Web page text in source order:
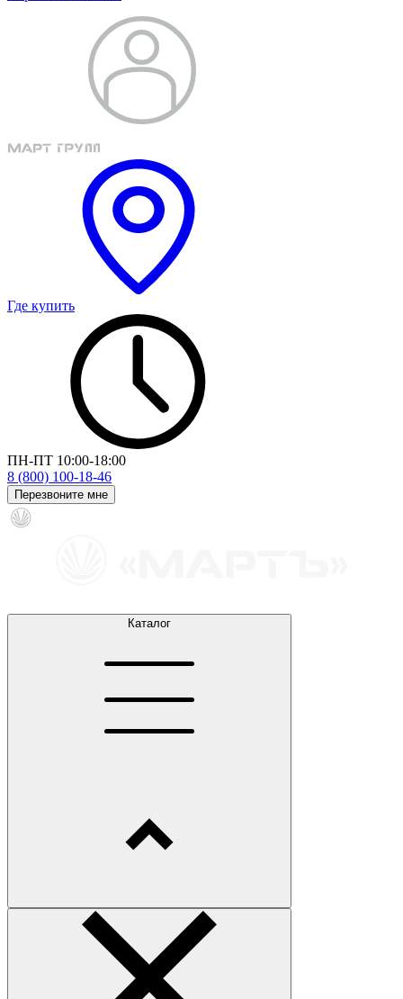
Где купить
ПН-ПТ 10:00-18:00
8 (800) 100-18-46
Перезвоните мне
Каталог